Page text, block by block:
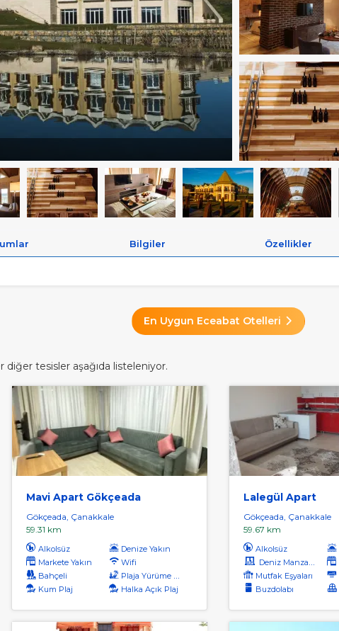
Bilgiler Özellikler
En Uygun Eceabat Otelleri
diğer tesisler aşağıda listeleniyor.
Mavi Apart Gökçeada
Gökçeada, Çanakkale
59.31 km
Alkolsüz
Denize Yakın
Markete Yakın
Wifi
Bahçeli
Plaja Yürüme Mesafesi
Kum Plaj
Halka Açık Plaj
Lalegül Apart
Gökçeada, Çanakkale
59.67 km
Alkolsüz
Deniz Manzaralı
Mutfak Eşyaları
Buzdolabı